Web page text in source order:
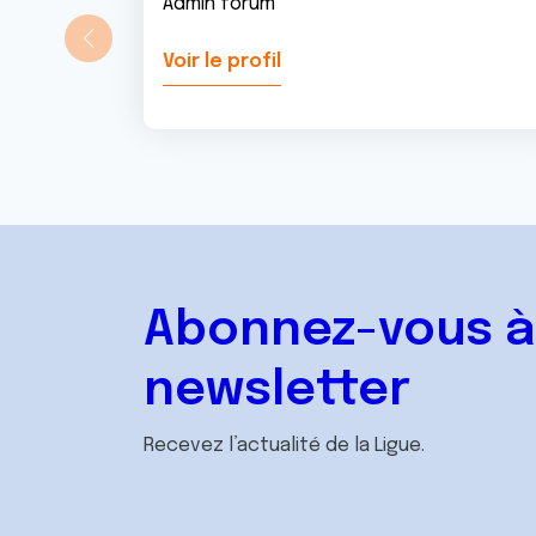
Admin forum
Voir le profil
Abonnez-vous
newsletter
Recevez l’actualité de la Ligue.